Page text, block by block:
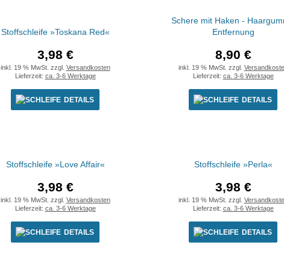
Stoffschleife »Toskana Red«
3,98 €
inkl. 19 % MwSt. zzgl. Versandkosten
Lieferzeit: ca. 3-6 Werktage
DETAILS
Schere mit Haken -
Entfernung
8,90 €
inkl. 19 % MwSt. zzgl.
Lieferzeit: ca. 3-6 Werktage
DETAILS
Stoffschleife »Love Affair«
3,98 €
inkl. 19 % MwSt. zzgl. Versandkosten
Lieferzeit: ca. 3-6 Werktage
DETAILS
Stoffschleife »Perla«
3,98 €
inkl. 19 % MwSt. zzgl.
Lieferzeit: ca. 3-6 Werktage
DETAILS